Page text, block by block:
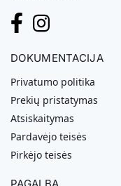
DOKUMENTACIJA
Privatumo politika
Prekių pristatymas
Atsiskaitymas
Pardavėjo teisės
Pirkėjo teisės